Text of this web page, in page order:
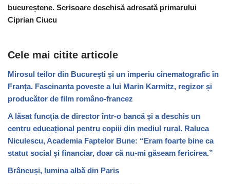
bucureștene. Scrisoare deschisă adresată primarului
Ciprian Ciucu
Cele mai citite articole
Mirosul teilor din București și un imperiu cinematografic în
Franța. Fascinanta poveste a lui Marin Karmitz, regizor și
producător de film româno-francez
A lăsat funcția de director într-o bancă și a deschis un
centru educațional pentru copiii din mediul rural. Raluca
Niculescu, Academia Faptelor Bune: “Eram foarte bine ca
statut social și financiar, doar că nu-mi găseam fericirea.”
Brâncuși, lumina albă din Paris